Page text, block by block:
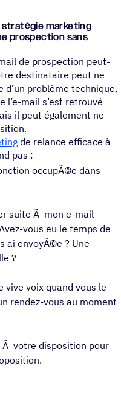
stratégie marketing
prospection sans
de prospection peut-
destinataire peut ne
problème technique,
l’e-mail s’est retrouvé
il peut également ne
de relance efficace à
pas :
occupÃ©e dans
suite Ã mon e-mail
vous eu le temps de
ai envoyÃ©e ? Une
?
vive voix quand vous le
rendez-vous au moment
votre disposition pour